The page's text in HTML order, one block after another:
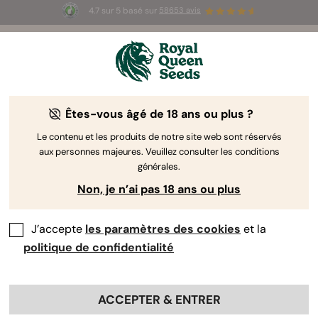
4.7 sur 5 basé sur 58653 avis
☀️ Summer Sales : jusqu'à -50 % sur
certains produits ! ⏤
RQS Editorial Team
Combien de temps pour la culture
intérieure du cannabis ?
Si vous demandez à la plupart des cultivateurs combien
Êtes-vous âgé de 18 ans ou plus ?
Le contenu et les produits de notre site web sont réservés
aux personnes majeures. Veuillez consulter les conditions
générales.
Non, je n’ai pas 18 ans ou plus
J’accepte les paramètres des cookies et la
politique de confidentialité
ACCEPTER & ENTRER